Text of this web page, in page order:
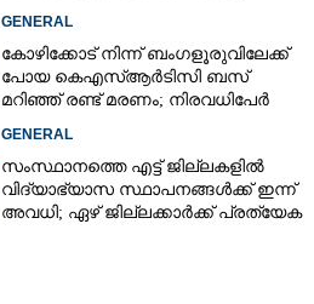
GENERAL
കോഴിക്കോട് നിന്ന് ബംഗളൂരുവിലേക്ക്
പോയ കെഎസ്‌ആർടിസി ബസ്
മറിഞ്ഞ് രണ്ട് മരണം; നിരവധിപേർ
GENERAL
സംസ്ഥാനത്തെ എട്ട് ജില്ലകളിൽ
വിദ്യാഭ്യാസ സ്ഥാപനങ്ങൾക്ക് ഇന്ന്
അവധി; ഏഴ് ജില്ലക്കാർക്ക് പ്രത്യേക